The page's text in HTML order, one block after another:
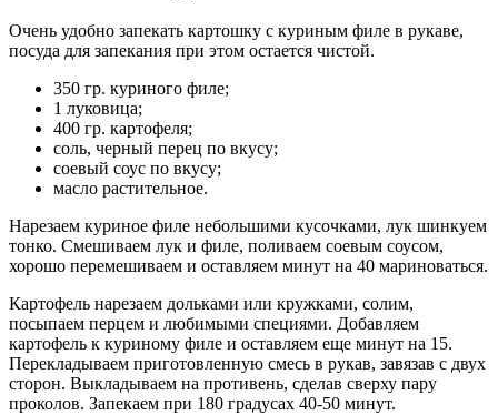
Очень удобно запекать картошку с куриным филе в рукаве,
посуда для запекания при этом остается чистой.
350 гр. куриного филе;
1 луковица;
400 гр. картофеля;
соль, черный перец по вкусу;
соевый соус по вкусу;
масло растительное.
Нарезаем куриное филе небольшими кусочками, лук шинкуем
тонко. Смешиваем лук и филе, поливаем соевым соусом,
хорошо перемешиваем и оставляем минут на 40 мариноваться.
Картофель нарезаем дольками или кружками, солим,
посыпаем перцем и любимыми специями. Добавляем
картофель к куриному филе и оставляем еще минут на 15.
Перекладываем приготовленную смесь в рукав, завязав с двух
сторон. Выкладываем на противень, сделав сверху пару
проколов. Запекаем при 180 градусах 40-50 минут.